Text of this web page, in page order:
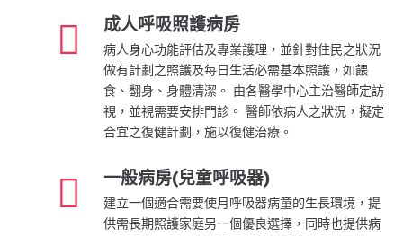
成人呼吸照護病房
病人身心功能評估及專業護理，並針對住民之狀況
做有計劃之照護及每日生活必需基本照護，如餵
食、翻身、身體清潔。 由各醫學中心主治醫師定訪
視，並視需要安排門診。 醫師依病人之狀況，擬定
合宜之復健計劃，施以復健治療。
一般病房(兒童呼吸器)
建立一個適合需要使月呼吸器病童的生長環境，提
供需長期照護家庭另一個優良選擇，同時也提供病